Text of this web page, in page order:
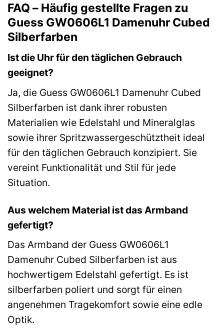
FAQ – Häufig gestellte Fragen zu
Guess GW0606L1 Damenuhr Cubed
Silberfarben
Ist die Uhr für den täglichen Gebrauch
geeignet?
Ja, die Guess GW0606L1 Damenuhr Cubed
Silberfarben ist dank ihrer robusten
Materialien wie Edelstahl und Mineralglas
sowie ihrer Spritzwassergeschütztheit ideal
für den täglichen Gebrauch konzipiert. Sie
vereint Funktionalität und Stil für jede
Situation.
Aus welchem Material ist das Armband
gefertigt?
Das Armband der Guess GW0606L1
Damenuhr Cubed Silberfarben ist aus
hochwertigem Edelstahl gefertigt. Es ist
silberfarben poliert und sorgt für einen
angenehmen Tragekomfort sowie eine edle
Optik.